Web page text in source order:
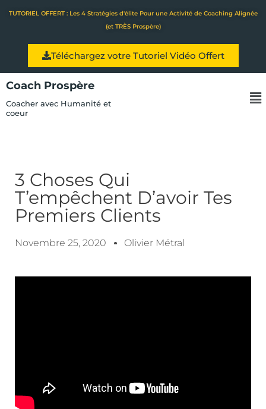
TUTORIEL OFFERT : Les 4 Stratégies d'élite Pour une Activité de Coaching Alignée
(et TRÈS Prospère)
Téléchargez votre Tutoriel Vidéo Offert
Coach Prospère
Coacher avec Humanité et
coeur
3 Choses Qui
T’empêchent D’avoir Tes
Premiers Clients
Novembre 25, 2020 Olivier Métral